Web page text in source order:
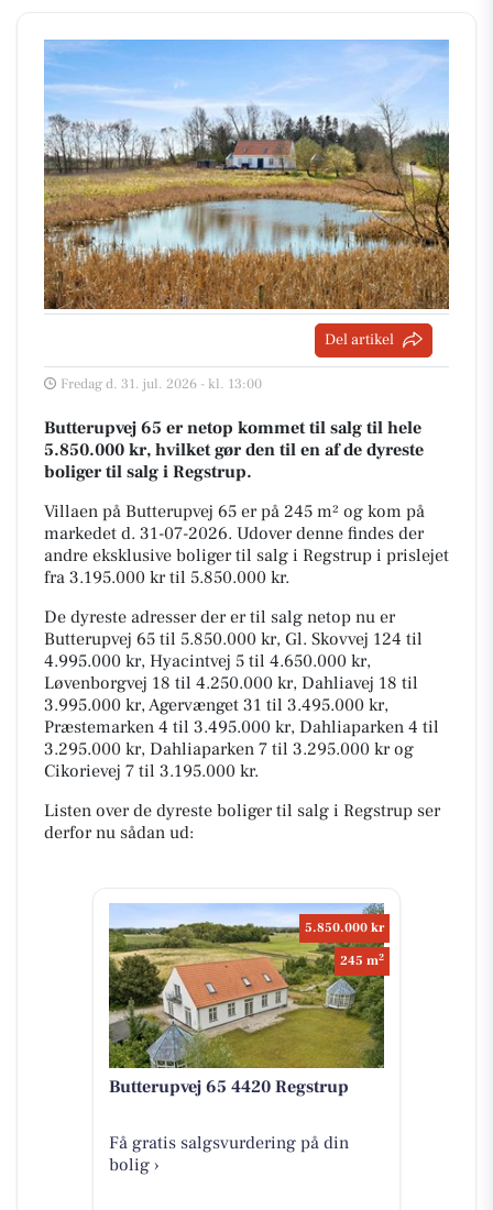
Del artikel
Fredag d. 31. jul. 2026 - kl. 13:00
Butterupvej 65 er netop kommet til salg til hele
5.850.000 kr, hvilket gør den til en af de dyreste
boliger til salg i Regstrup.
Villaen på Butterupvej 65 er på 245 m² og kom på
markedet d. 31-07-2026. Udover denne findes der
andre eksklusive boliger til salg i Regstrup i prislejet
fra 3.195.000 kr til 5.850.000 kr.
De dyreste adresser der er til salg netop nu er
Butterupvej 65 til 5.850.000 kr, Gl. Skovvej 124 til
4.995.000 kr, Hyacintvej 5 til 4.650.000 kr,
Løvenborgvej 18 til 4.250.000 kr, Dahliavej 18 til
3.995.000 kr, Agervænget 31 til 3.495.000 kr,
Præstemarken 4 til 3.495.000 kr, Dahliaparken 4 til
3.295.000 kr, Dahliaparken 7 til 3.295.000 kr og
Cikorievej 7 til 3.195.000 kr.
Listen over de dyreste boliger til salg i Regstrup ser
derfor nu sådan ud:
5.850.000 kr
245 m2
Butterupvej 65 4420 Regstrup
Få gratis salgsvurdering på din
bolig ›